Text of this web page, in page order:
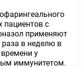
с
применяют
раза в неделю в
у
иммунитетом.